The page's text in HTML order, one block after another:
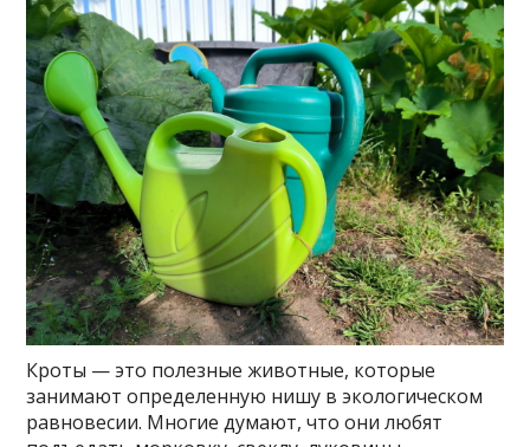
Кроты — это полезные животные, которые
занимают определенную нишу в экологическом
равновесии. Многие думают, что они любят